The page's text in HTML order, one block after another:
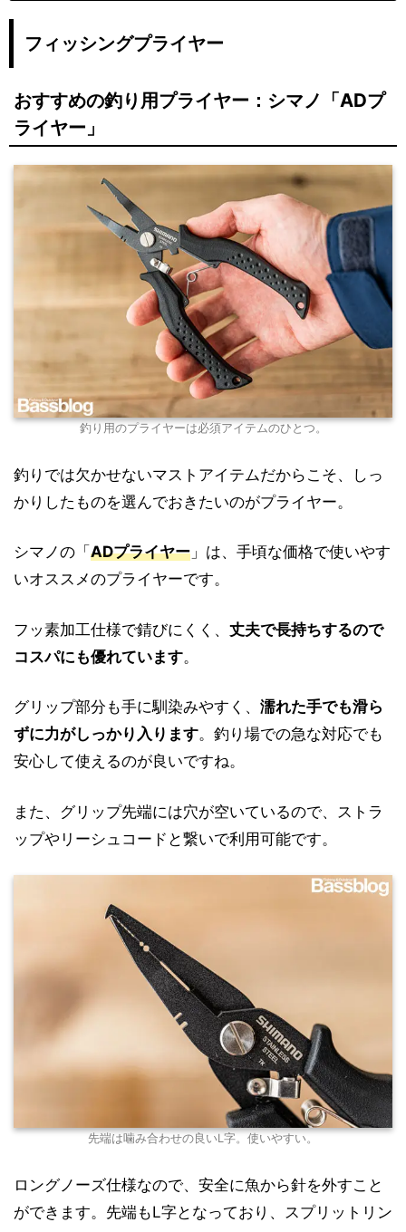
フィッシングプライヤー
おすすめの釣り用プライヤー：シマノ「ADプ
ライヤー」
釣り用のプライヤーは必須アイテムのひとつ。
釣りでは欠かせないマストアイテムだからこそ、しっ
かりしたものを選んでおきたいのがプライヤー。
シマノの「 ADプライヤー 」は、手頃な価格で使いやす
いオススメのプライヤーです。
フッ素加工仕様で錆びにくく、 丈夫で長持ちするので
コスパにも優れています。
グリップ部分も手に馴染みやすく、 濡れた手でも滑ら
ずに力がしっかり入ります。釣り場での急な対応でも
安心して使えるのが良いですね。
また、グリップ先端には穴が空いているので、ストラ
ップやリーシュコードと繋いで利用可能です。
先端は噛み合わせの良いL字。使いやすい。
ロングノーズ仕様なので、安全に魚から針を外すこと
ができます。先端もL字となっており、スプリットリン